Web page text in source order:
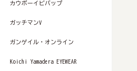
カウボーイビバップ
ガッチマンV
ガンゲイル・オンライン
Koichi Yamadera EYEWEAR